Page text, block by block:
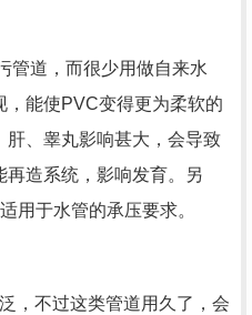
道，而很少用做自来水
能使PVC变得更为柔软的
、睾丸影响甚大，会导致
造系统，影响发育。另
用于水管的承压要求。
不过这类管道用久了，会